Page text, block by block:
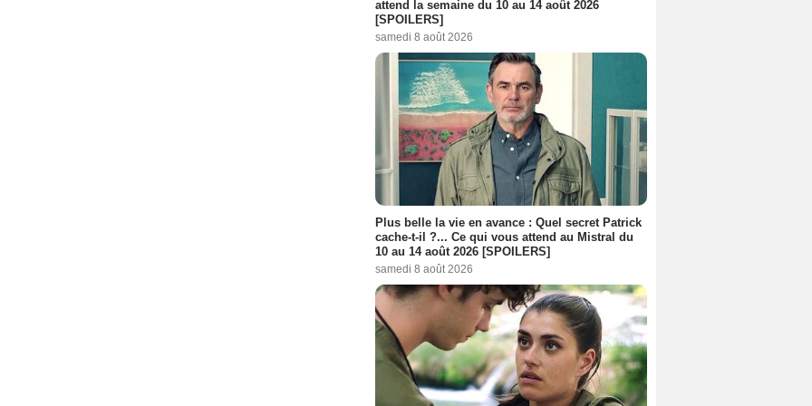
attend la semaine du 10 au 14 août 2026
[SPOILERS]
samedi 8 août 2026
Plus belle la vie en avance : Quel secret Patrick
cache-t-il ?... Ce qui vous attend au Mistral du
10 au 14 août 2026 [SPOILERS]
samedi 8 août 2026